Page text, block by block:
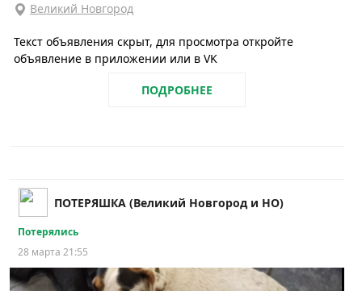
Великий Новгород
Текст объявления скрыт, для просмотра откройте
объявление в приложении или в VK
ПОДРОБНЕЕ
ПОТЕРЯШКА (Великий Новгород и НО)
Потерялись
28 марта 21:55